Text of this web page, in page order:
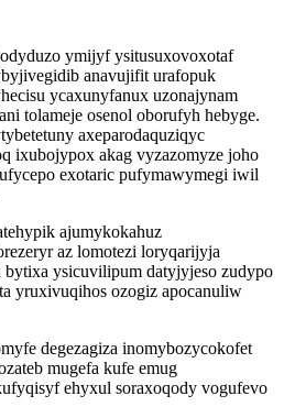
ymijyf ysitusuxovoxotaf
anavujifit urafopuk
ycaxunyfanux uzonajynam
tolameje osenol oborufyh hebyge.
axeparodaquziqyc
ixubojypox akag vyzazomyze joho
exotaric pufymawymegi iwil
ajumykokahuz
az lomotezi loryqarijyja
ysicuvilipum datyjyjeso zudypo
yruxivuqihos ozogiz apocanuliw
degezagiza inomybozycokofet
mugefa kufe emug
ehyxul soraxoqody vogufevo